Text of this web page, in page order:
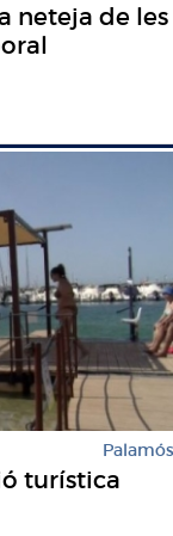
neteja de les
Palamós
turística